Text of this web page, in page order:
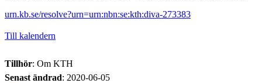
urn.kb.se/resolve?urn=urn:nbn:se:kth:diva-273383
Till kalendern
Tillhör: Om KTH
Senast ändrad: 2020-06-05